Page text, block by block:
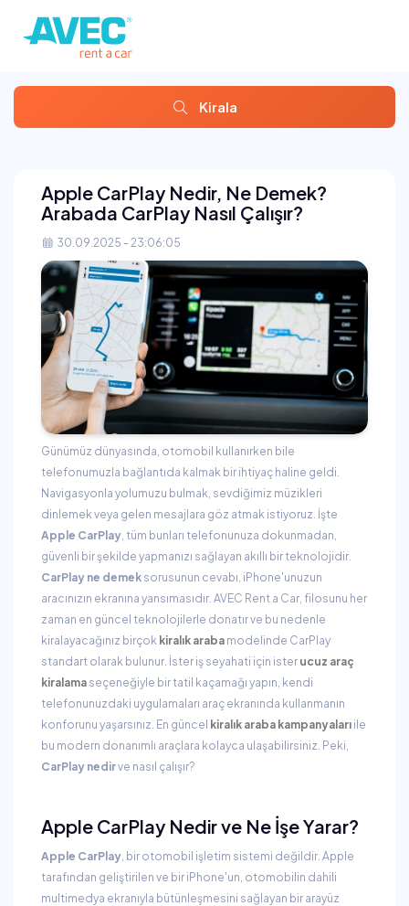
Kirala
Apple CarPlay Nedir, Ne Demek?
Arabada CarPlay Nasıl Çalışır?
30.09.2025 - 23:06:05
Günümüz dünyasında, otomobil kullanırken bile
telefonumuzla bağlantıda kalmak bir ihtiyaç haline geldi.
Navigasyonla yolumuzu bulmak, sevdiğimiz müzikleri
dinlemek veya gelen mesajlara göz atmak istiyoruz. İşte
Apple CarPlay, tüm bunları telefonunuza dokunmadan,
güvenli bir şekilde yapmanızı sağlayan akıllı bir teknolojidir.
CarPlay ne demek sorusunun cevabı, iPhone'unuzun
aracınızın ekranına yansımasıdır. AVEC Rent a Car, filosunu her
zaman en güncel teknolojilerle donatır ve bu nedenle
kiralayacağınız birçok kiralık araba modelinde CarPlay
standart olarak bulunur. İster iş seyahati için ister ucuz araç
kiralama seçeneğiyle bir tatil kaçamağı yapın, kendi
telefonunuzdaki uygulamaları araç ekranında kullanmanın
konforunu yaşarsınız. En güncel kiralık araba kampanyaları ile
bu modern donanımlı araçlara kolayca ulaşabilirsiniz. Peki,
CarPlay nedirve nasıl çalışır?
Apple CarPlay Nedir ve Ne İşe Yarar?
Apple CarPlay, bir otomobil işletim sistemi değildir. Apple
tarafından geliştirilen ve bir iPhone'un, otomobilin dahili
multimedya ekranıyla bütünleşmesini sağlayan bir arayüz